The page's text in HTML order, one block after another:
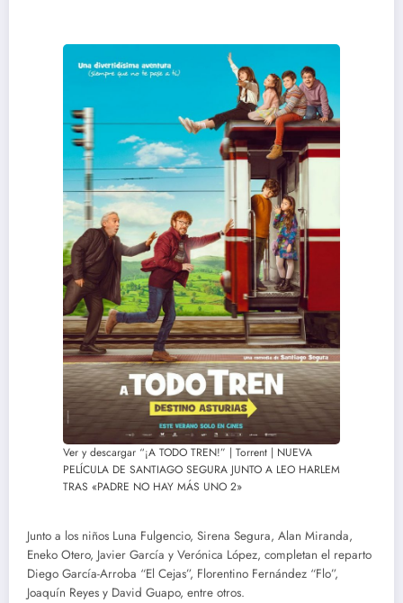
Ver y descargar “¡A TODO TREN!” | Torrent | NUEVA
PELÍCULA DE SANTIAGO SEGURA JUNTO A LEO HARLEM
TRAS «PADRE NO HAY MÁS UNO 2»
Junto a los niños Luna Fulgencio, Sirena Segura, Alan Miranda,
Eneko Otero, Javier García y Verónica López, completan el reparto
Diego García-Arroba “El Cejas”, Florentino Fernández “Flo”,
Joaquín Reyes y David Guapo, entre otros.